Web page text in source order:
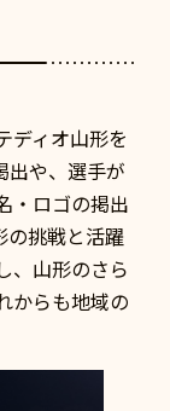
ディオ山形を
出や、選手が
・ロゴの掲出
の挑戦と活躍
、山形のさら
からも地域の